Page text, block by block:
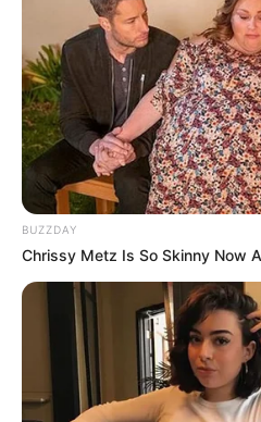
BUZZDAY
Chrissy Metz Is So Skinny Now